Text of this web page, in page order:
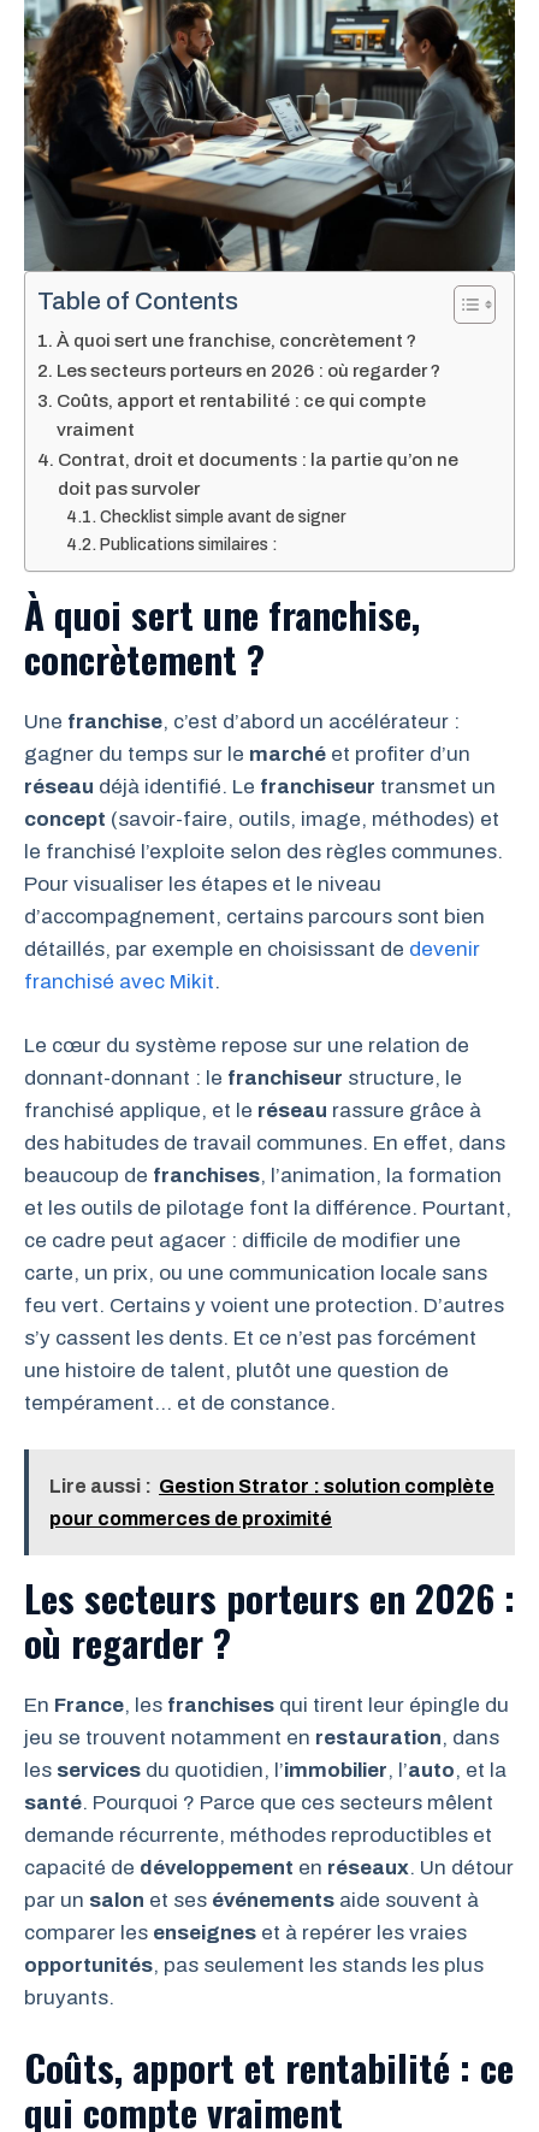
Table of Contents
À quoi sert une franchise, concrètement ?
Les secteurs porteurs en 2026 : où regarder ?
Coûts, apport et rentabilité : ce qui compte
vraiment
Contrat, droit et documents : la partie qu’on ne
doit pas survoler
Checklist simple avant de signer
Publications similaires :
À quoi sert une franchise,
concrètement ?
Une franchise, c’est d’abord un accélérateur :
gagner du temps sur le marché et profiter d’un
réseau déjà identifié. Le franchiseur transmet un
concept (savoir-faire, outils, image, méthodes) et
le franchisé l’exploite selon des règles communes.
Pour visualiser les étapes et le niveau
d’accompagnement, certains parcours sont bien
détaillés, par exemple en choisissant de devenir
franchisé avec Mikit.
Le cœur du système repose sur une relation de
donnant-donnant : le franchiseur structure, le
franchisé applique, et le réseau rassure grâce à
des habitudes de travail communes. En effet, dans
beaucoup de franchises, l’animation, la formation
et les outils de pilotage font la différence. Pourtant,
ce cadre peut agacer : difficile de modifier une
carte, un prix, ou une communication locale sans
feu vert. Certains y voient une protection. D’autres
s’y cassent les dents. Et ce n’est pas forcément
une histoire de talent, plutôt une question de
tempérament… et de constance.
Lire aussi : Gestion Strator : solution complète
pour commerces de proximité
Les secteurs porteurs en 2026 :
où regarder ?
En France, les franchises qui tirent leur épingle du
jeu se trouvent notamment en restauration, dans
les services du quotidien, l’immobilier, l’auto, et la
santé. Pourquoi ? Parce que ces secteurs mêlent
demande récurrente, méthodes reproductibles et
capacité de développement en réseaux. Un détour
par un salon et ses événements aide souvent à
comparer les enseignes et à repérer les vraies
opportunités, pas seulement les stands les plus
bruyants.
Coûts, apport et rentabilité : ce
qui compte vraiment